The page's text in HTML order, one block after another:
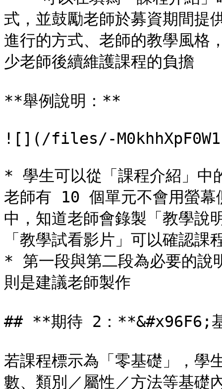
式，並鼓勵老師於募資期間提
進行的方式、老師的教學風格
少老師後續維護課程的負擔
**舉例說明：**
![](/files/-
* 學生可以從「課程介紹」中
老師有 10 個單元不會用螢
中，知道老師會錄製「教學說
「教學試看影片」可以確認課
* 第一段與第二段為必要的說
則是建議老師製作
## **期待 2：**&#x96F6;基
若課程標示為「零基礎」，學
數、類別／屬性／方法等基礎